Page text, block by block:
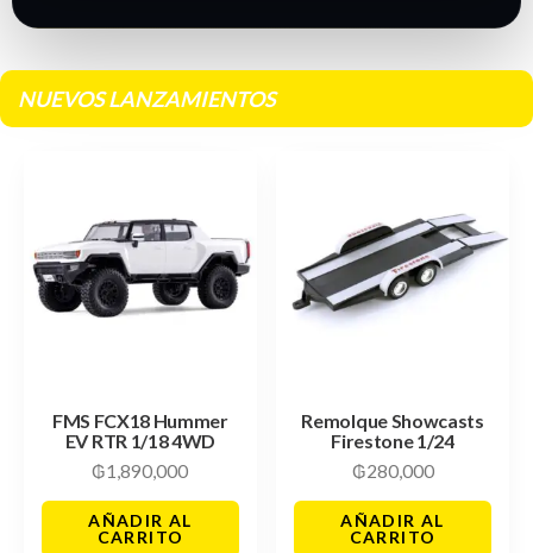
NUEVOS LANZAMIENTOS
FMS FCX18 Hummer
EV RTR 1/18 4WD
₲1,890,000
AÑADIR AL
CARRITO
Remolque Showcasts
Firestone 1/24
₲280,000
AÑADIR AL
CARRITO